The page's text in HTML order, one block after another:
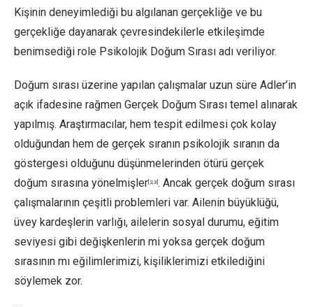
Kişinin deneyimlediği bu algılanan gerçekliğe ve bu
gerçekliğe dayanarak çevresindekilerle etkileşimde
benimsediği role Psikolojik Doğum Sırası adı veriliyor.
Doğum sırası üzerine yapılan çalışmalar uzun süre Adler’in
açık ifadesine rağmen Gerçek Doğum Sırası temel alınarak
yapılmış. Araştırmacılar, hem tespit edilmesi çok kolay
olduğundan hem de gerçek sıranın psikolojik sıranın da
göstergesi olduğunu düşünmelerinden ötürü gerçek
doğum sırasına yönelmişler [2,3] . Ancak gerçek doğum sırası
çalışmalarının çeşitli problemleri var. Ailenin büyüklüğü,
üvey kardeşlerin varlığı, ailelerin sosyal durumu, eğitim
seviyesi gibi değişkenlerin mi yoksa gerçek doğum
sırasının mı eğilimlerimizi, kişiliklerimizi etkilediğini
söylemek zor.